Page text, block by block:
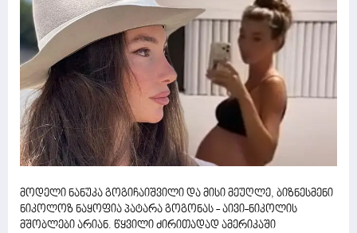
მოდელი ნანუკა გოგიჩაიშვილი და მისი მეუღლე, ბიზნესმენი
ნიკოლოზ ნაყოფია პატარა გოგონას - აივი-ნიკოლის
მშობლები არიან. წყვილი ძირითადად ამერიკაში